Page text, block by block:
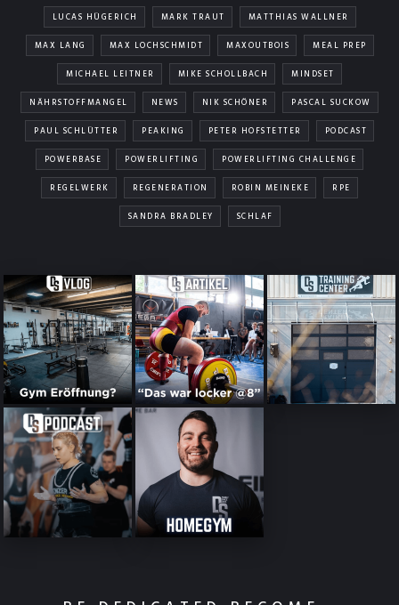
LUCAS HÜGERICH MARK TRAUT MATTHIAS WALLNER
MAX LANG MAX LOCHSCHMIDT MAXOUTBOIS MEAL PREP
MICHAEL LEITNER MIKE SCHOLLBACH MINDSET
NÄHRSTOFFMANGEL NEWS NIK SCHÖNER PASCAL SUCKOW
PAUL SCHLÜTTER PEAKING PETER HOFSTETTER PODCAST
POWERBASE POWERLIFTING POWERLIFTING CHALLENGE
REGELWERK REGENERATION ROBIN MEINEKE RPE
SANDRA BRADLEY SCHLAF